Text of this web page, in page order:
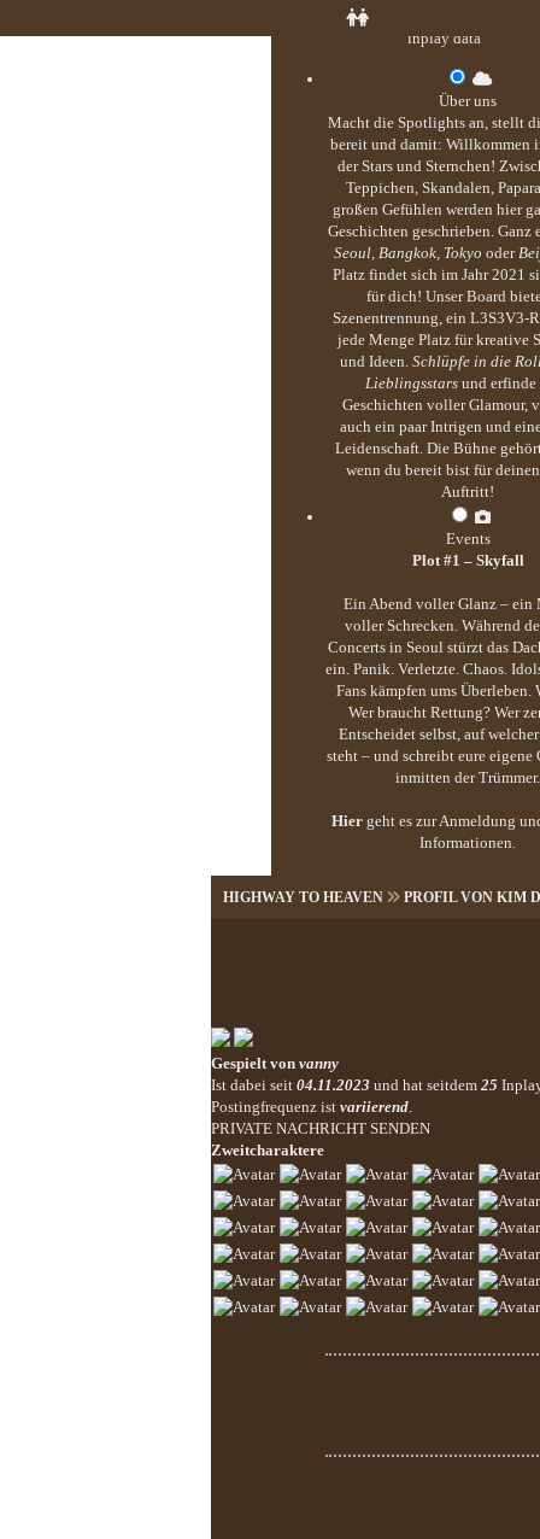
inplay data
Über uns
Macht die Spotlights an, stellt
bereit und damit: Willkommen
der Stars und Sternchen!
Teppichen, Skandalen,
großen Gefühlen werden hier
Geschichten geschrieben. Ganz
Seoul, Bangkok, Tokyo oder
Platz findet sich im Jahr 2021
für dich! Unser Board
Szenentrennung, ein L3S3V3-
jede Menge Platz für kreative
und Ideen. Schlüpfe in die
Lieblingsstarsund erfinde
Geschichten voller Glamour,
auch ein paar Intrigen und
Leidenschaft. Die Bühne
wenn du bereit bist für
Auftritt!
Events
Plot #1 – Skyfall
Ein Abend voller Glanz – ein
voller Schrecken. Während
Concerts in Seoul stürzt das
ein. Panik. Verletzte. Chaos.
Fans kämpfen ums Überleben.
Wer braucht Rettung? Wer
Entscheidet selbst, auf
steht – und schreibt eure eigene
inmitten der Trümmer.
Hier geht es zur Anmeldung
Informationen.
HIGHWAY TO HEAVEN PROFIL VON KIM
Gespielt von vanny
Ist dabei seit 04.11.2023 und hat seitdem 25
Postingfrequenz ist variierend.
PRIVATE NACHRICHT SENDEN
Zweitcharaktere